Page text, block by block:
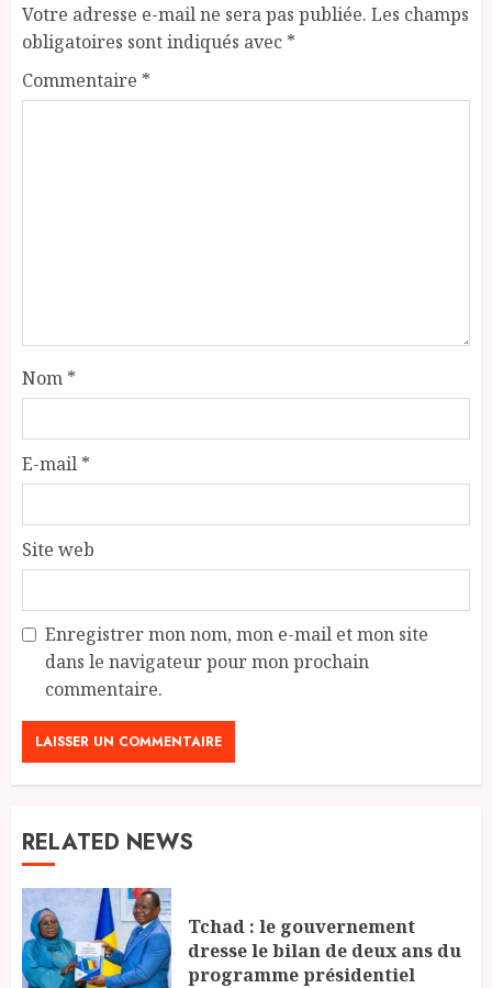
Votre adresse e-mail ne sera pas publiée. Les champs
obligatoires sont indiqués avec *
Commentaire *
Nom *
E-mail *
Site web
Enregistrer mon nom, mon e-mail et mon site
dans le navigateur pour mon prochain
commentaire.
RELATED NEWS
Tchad : le gouvernement
dresse le bilan de deux ans du
programme présidentiel